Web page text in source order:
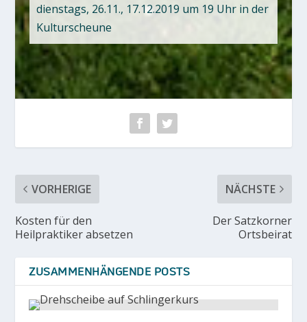
dienstags, 26.11., 17.12.2019 um 19 Uhr in der
Kulturscheune
VORHERIGE
Kosten für den
Heilpraktiker absetzen
NÄCHSTE
Der Satzkorner
Ortsbeirat
ZUSAMMENHÄNGENDE POSTS